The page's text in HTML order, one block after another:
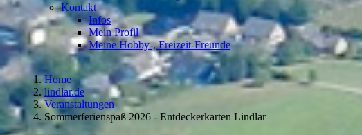
Kontakt
Infos
Mein Profil
Meine Hobby-, Freizeit-Freunde
Home
lindlar.de
Veranstaltungen
Sommerferienspaß 2026 - Entdeckerkarten Lindlar